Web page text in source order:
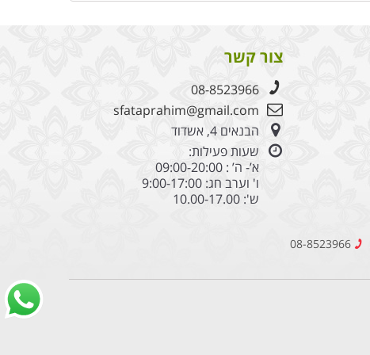
צור קשר
08-8523966
sfataprahim@gmail.com
הבנאים 4, אשדוד
שעות פעילות:
א’- ה’ : 09:00-20:00
ו' וערב חג: 9:00-17:00
ש': 10.00-17.00